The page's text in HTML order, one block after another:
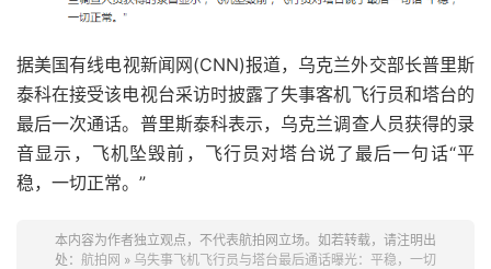
据美国有线电视新闻网(CNN)报道，乌克兰外交部长普里斯
泰科在接受该电视台采访时披露了失事客机飞行员和塔台的
最后一次通话。普里斯泰科表示，乌克兰调查人员获得的录
音显示，飞机坠毁前，飞行员对塔台说了最后一句话“平
稳，一切正常。”
本内容为作者独立观点，不代表航拍网立场。如若转载，请注明出
处： 航拍网 » 乌失事飞机飞行员与塔台最后通话曝光：平稳，一切